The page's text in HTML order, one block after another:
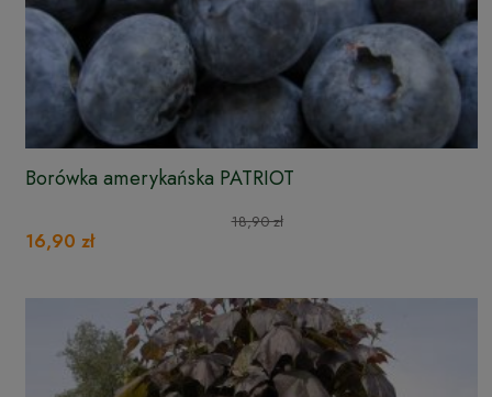
Borówka amerykańska PATRIOT
18,90 zł
16,90 zł